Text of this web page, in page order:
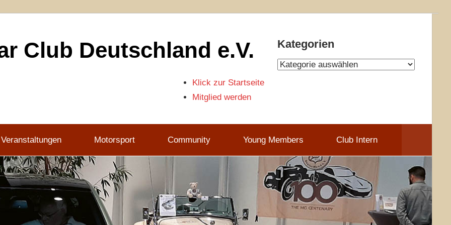
Club Deutschland e.V. Kategorien
Kategorien
Klick zur Startseite
Mitglied werden
Motorsport Community Young Members Club Intern